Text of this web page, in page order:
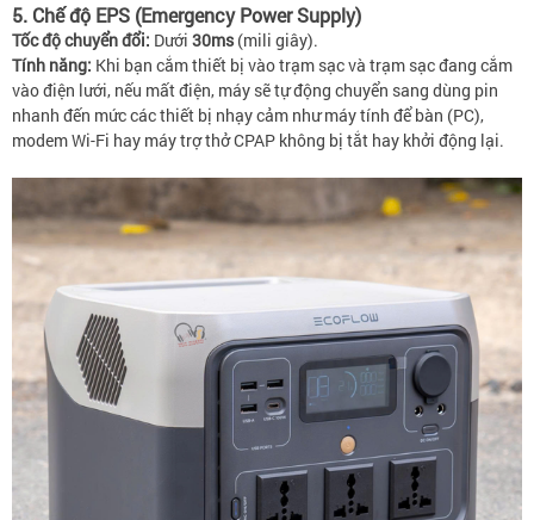
5. Chế độ EPS (Emergency Power Supply)
Tốc độ chuyển đổi: Dưới 30ms(mili giây).
Tính năng: Khi bạn cắm thiết bị vào trạm sạc và trạm sạc đang cắm
vào điện lưới, nếu mất điện, máy sẽ tự động chuyển sang dùng pin
nhanh đến mức các thiết bị nhạy cảm như máy tính để bàn (PC),
modem Wi-Fi hay máy trợ thở CPAP không bị tắt hay khởi động lại.